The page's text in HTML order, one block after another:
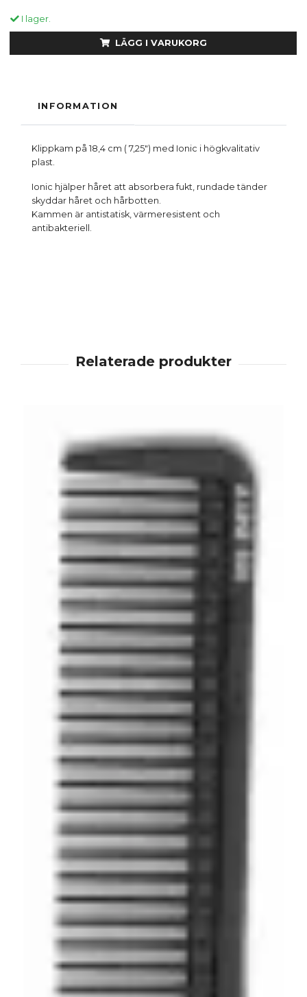
I lager.
LÄGG I VARUKORG
INFORMATION
Klippkam på 18,4 cm ( 7,25") med Ionic i högkvalitativ
plast.
Ionic hjälper håret att absorbera fukt, rundade tänder
skyddar håret och hårbotten.
Kammen är antistatisk, värmeresistent och
antibakteriell.